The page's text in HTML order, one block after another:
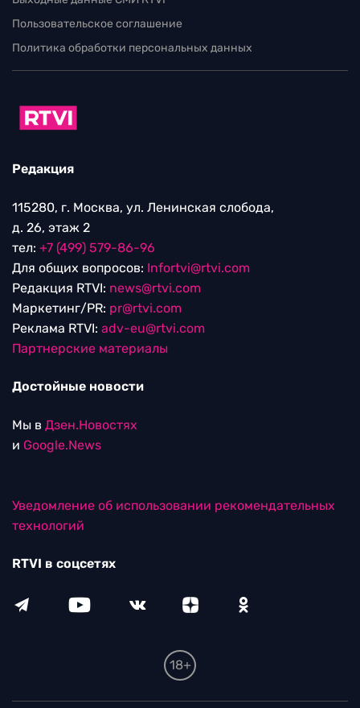
Пользовательское соглашение
Политика обработки персональных данных
Редакция
115280, г. Москва, ул. Ленинская слобода,
д. 26, этаж 2
тел: +7 (499) 579-86-96
Для общих вопросов: Infortvi@rtvi.com
Редакция RTVI: news@rtvi.com
Маркетинг/PR: pr@rtvi.com
Реклама RTVI: adv-eu@rtvi.com
Партнерские материалы
Достойные новости
Мы в Дзен.Новостях
и Google.News
Уведомление об использовании рекомендательных
технологий
RTVI в соцсетях
18+